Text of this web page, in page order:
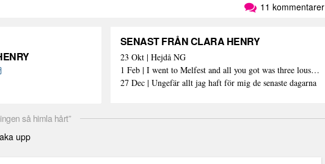
11 kommentarer
SENAST FRÅN CLARA HENRY
23 Okt | Hejdå NG
1 Feb | I went to Melfest and all you got was three lousy selfies
27 Dec | Ungefär allt jag haft för mig de senaste dagarna
så himla hårt”
upp